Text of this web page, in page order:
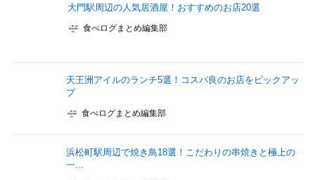
大門駅周辺の人気居酒屋！おすすめのお店20選
食べログまとめ編集部
天王洲アイルのランチ5選！コスパ良のお店をピックアッ
プ
食べログまとめ編集部
浜松町駅周辺で焼き鳥18選！こだわりの串焼きと極上の
一...